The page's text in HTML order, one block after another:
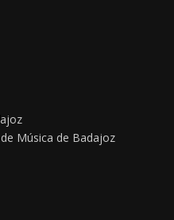
Música de Badajoz